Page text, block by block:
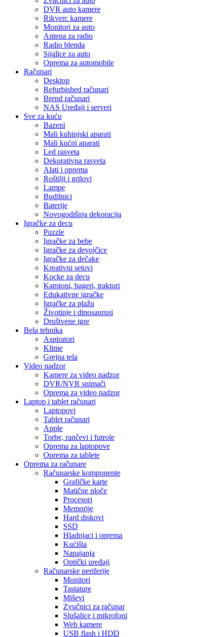
DVR auto kamere
Rikverc kamere
Monitori za auto
Antena za radio
Radio blenda
Sijalice za auto
Oprema za automobile
Računari
Desktop
Refurbished računari
Brend računari
NAS Uređaji i serveri
Sve za kuću
Bazeni
Mali kuhinjski aparati
Mali kućni aparati
Led rasveta
Dekorativna rasveta
Alati i oprema
Roštilji i grilovi
Lampe
Budilnici
Baterije
Novogodišnja dekoracija
Igračke za decu
Puzzle
Igračke za bebe
Igračke za devojčice
Igračke za dečake
Kreativni setovi
Kocke za decu
Kamioni, bageri, traktori
Edukativne igračke
Igračke za plažu
Životinje i dinosaurusi
Društvene igre
Bela tehnika
Aspiratori
Klime
Grejna tela
Video nadzor
Kamere za video nadzor
DVR/NVR snimači
Oprema za video nadzor
Laptop i tablet računari
Laptopovi
Tablet računari
Apple
Torbe, rančevi i futrole
Oprema za laptopove
Oprema za tablete
Oprema za računare
Računarske komponente
Grafičke karte
Matične ploče
Procesori
Memorije
Hard diskovi
SSD
Hladnjaci i oprema
Kućišta
Napajanja
Optički uređaji
Računarske periferije
Monitori
Tastature
Miševi
Zvučnici za računar
Slušalice i mikrofoni
Web kamere
USB flash i HDD